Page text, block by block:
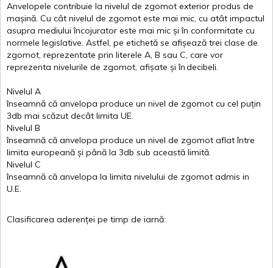
Anvelopele contribuie la nivelul de zgomot exterior produs de
mașină. Cu cât nivelul de zgomot este mai mic, cu atât impactul
asupra mediului încojurator este mai mic și în conformitate cu
normele legislative. Astfel, pe etichetă se afișează trei clase de
zgomot, reprezentate prin literele A, B sau C, care vor
reprezenta nivelurile de zgomot, afișate și îndecibeli.
Nivelul A
înseamnă că anvelopa produce un nivel de zgomot cu cel puțin
3db mai scăzut decât limita UE.
Nivelul B
înseamnă că anvelopa produce un nivel de zgomot aflat între
limita europeană și până la 3db sub această limită.
Nivelul C
înseamnă că anvelopa la limita nivelului de zgomot admis in
U.E.
Clasificarea aderenței pe timp de iarnă: